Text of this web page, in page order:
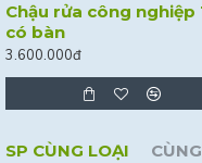
Chậu rửa công nghiệp
có bàn
3.600.000đ
SP CÙNG LOẠI